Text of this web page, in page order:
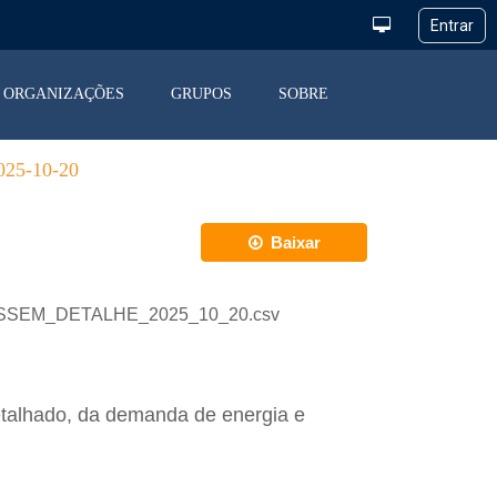
ORGANIZAÇÕES GRUPOS SOBRE
10-20
Baixar
da demanda de energia e